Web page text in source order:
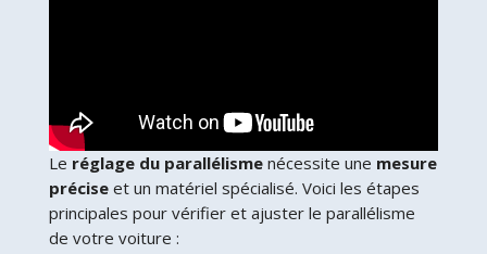
Le réglage du parallélismenécessite une mesure
préciseet un matériel spécialisé. Voici les étapes
principales pour vérifier et ajuster le parallélisme
de votre voiture :